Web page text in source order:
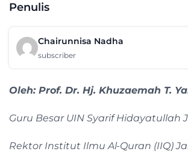
Penulis
Chairunnisa Nadha
subscriber
Oleh: Prof. Dr. Hj. Khuzaemah T.
Guru Besar UIN Syarif Hidayatullah
Rektor Institut Ilmu Al-Quran (IIQ)